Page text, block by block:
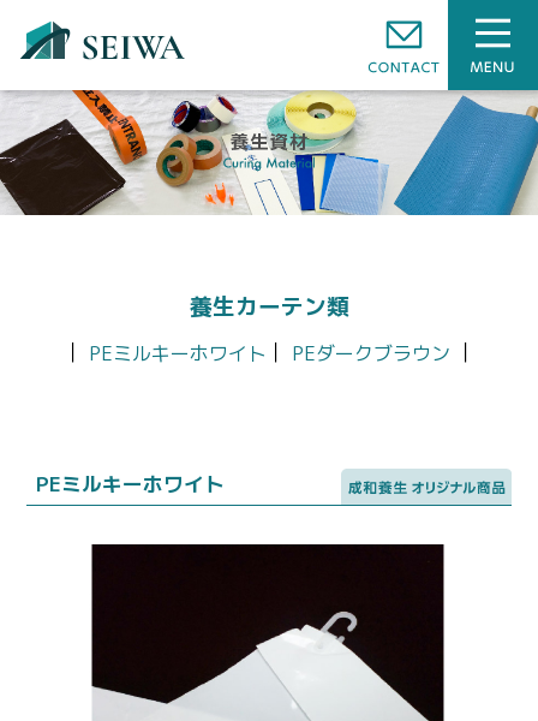
内装工事
養生補助材料類
養生テープ類
養生カーテン類
粘着テープ類
安全材料類
会社概要
養生カーテン類
｜ PEミルキーホワイト ｜ PEダークブラウン ｜
PEミルキーホワイト